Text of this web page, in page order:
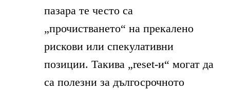
пазара те често са
„прочистването“ на прекалено
рискови или спекулативни
позиции. Такива „reset-и“ могат да
са полезни за дългосрочното